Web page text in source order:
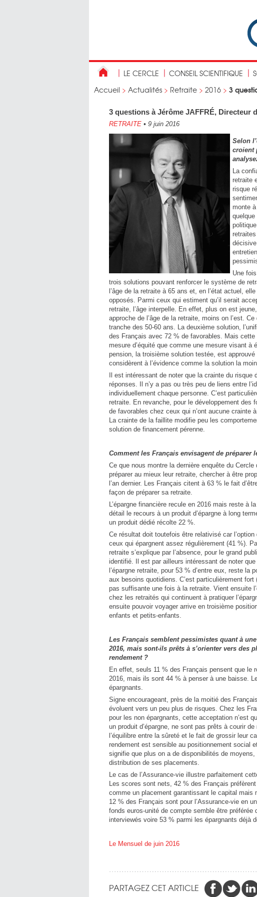
LE CERCLE CONSEIL SCIENTIFIQUE
Accueil > Actualités > Retraite > 2016 > 3
3 questions à Jérôme JAFFRÉ, Directeur
RETRAITE • 9 juin 2016
Selon
croient
La
retraite
risque
monte
Une
trois solutions pouvant renforcer le système de
l’âge de la retraite à 65 ans et, en l’état actuel,
opposés. Parmi ceux qui estiment qu’il serait
retraite, l’âge interpelle. En effet, plus on est
approche de l’âge de la retraite, moins on l’est.
tranche des 50-60 ans. La deuxième solution,
des Français avec 72 % de favorables. Mais
mesure d’équité que comme une mesure visant
pension, la troisième solution testée, est
considèrent à l’évidence comme la solution la
Il est intéressant de noter que la crainte du
réponses. Il n’y a pas ou très peu de liens entre
individuellement chaque personne. C’est
retraite. En revanche, pour le développement des
de favorables chez ceux qui n’ont aucune
La crainte de la faillite modifie peu les
solution de financement pérenne.
Comment les Français envisagent de préparer
Ce que nous montre la dernière enquête du Cercle
préparer au mieux leur retraite, chercher à être
l’an dernier. Les Français citent à 63 % le fait
façon de préparer sa retraite.
L’épargne financière recule en 2016 mais reste à
détail le recours à un produit d’épargne à long
un produit dédié récolte 22 %.
Ce résultat doit toutefois être relativisé car
ceux qui épargnent assez régulièrement (41 %).
retraite s’explique par l’absence, pour le grand
identifié. Il est par ailleurs intéressant de noter
l’épargne retraite, pour 53 % d’entre eux, reste
aux besoins quotidiens. C’est particulièrement
pas suffisante une fois à la retraite. Vient ensuite
chez les retraités qui continuent à pratiquer
ensuite pouvoir voyager arrive en troisième
enfants et petits-enfants.
Les Français semblent pessimistes quant à
2016, mais sont-ils prêts à s’orienter vers des
rendement ?
En effet, seuls 11 % des Français pensent que le
2016, mais ils sont 44 % à penser à une baisse.
épargnants.
Signe encourageant, près de la moitié des
évoluent vers un peu plus de risques. Chez les
pour les non épargnants, cette acceptation n’est
un produit d’épargne, ne sont pas prêts à courir
l’équilibre entre la sûreté et le fait de grossir leur
rendement est sensible au positionnement social
signifie que plus on a de disponibilités de
distribution de ses placements.
Le cas de l’Assurance-vie illustre parfaitement
Les scores sont nets, 42 % des Français
comme un placement garantissant le capital mais
12 % des Français sont pour l’Assurance-vie en
fonds euros-unité de compte semble être
interviewés voire 53 % parmi les épargnants déjà
Le Mensuel de juin 2016
PARTAGEZ CET ARTICLE